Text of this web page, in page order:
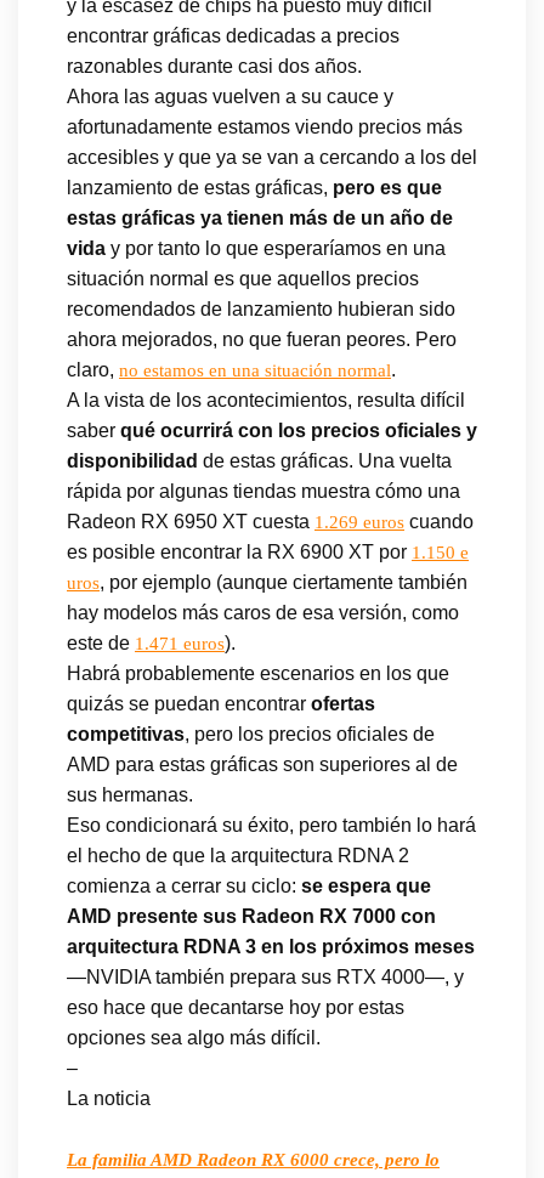
y la escasez de chips ha puesto muy difícil
encontrar gráficas dedicadas a precios
razonables durante casi dos años.
Ahora las aguas vuelven a su cauce y
afortunadamente estamos viendo precios más
accesibles y que ya se van a cercando a los del
lanzamiento de estas gráficas, pero es que
estas gráficas ya tienen más de un año de
vida y por tanto lo que esperaríamos en una
situación normal es que aquellos precios
recomendados de lanzamiento hubieran sido
ahora mejorados, no que fueran peores. Pero
claro, no estamos en una situación normal.
A la vista de los acontecimientos, resulta difícil
saber qué ocurrirá con los precios oficiales y
disponibilidad de estas gráficas. Una vuelta
rápida por algunas tiendas muestra cómo una
Radeon RX 6950 XT cuesta 1.269 euros cuando
es posible encontrar la RX 6900 XT por 1.150 e
uros, por ejemplo (aunque ciertamente también
hay modelos más caros de esa versión, como
este de 1.471 euros).
Habrá probablemente escenarios en los que
quizás se puedan encontrar ofertas
competitivas, pero los precios oficiales de
AMD para estas gráficas son superiores al de
sus hermanas.
Eso condicionará su éxito, pero también lo hará
el hecho de que la arquitectura RDNA 2
comienza a cerrar su ciclo: se espera que
AMD presente sus Radeon RX 7000 con
arquitectura RDNA 3 en los próximos meses
—NVIDIA también prepara sus RTX 4000—, y
eso hace que decantarse hoy por estas
opciones sea algo más difícil.
–
La noticia
La familia AMD Radeon RX 6000 crece, pero lo